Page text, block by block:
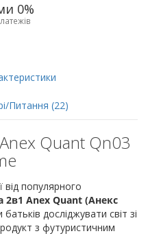
0%
Питання (22)
Quant Qn03
від популярного
2в1 Anex Quant (Анекс
досліджувати світ зі
з футуристичним